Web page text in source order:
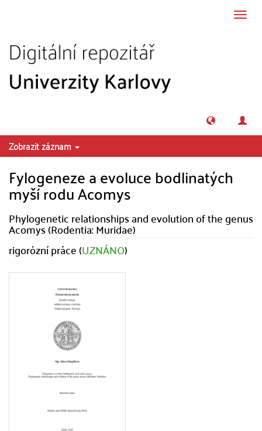
Zobrazit záznam
Fylogeneze a evoluce bodlinatých
myší rodu Acomys
Phylogenetic relationships and evolution of the genus
Acomys (Rodentia: Muridae)
rigorózní práce (UZNÁNO)